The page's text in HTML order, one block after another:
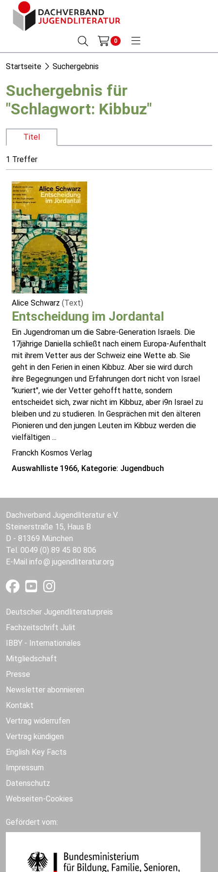
0
Startseite Suchergebnis
Suchergebnis für
"Schlagwort: Kibbuz"
Titel
1 Treffer
Alice Schwarz (Text)
Entscheidung im Jordantal
Ein Jugendroman um die Sabre-Generation Israels. Die
17jährige Daniella schließt nach einem Europa-Aufenthalt
mit ihrem Vetter aus der Schweiz eine Wette ab. Sie
geht in den Ferien in einen Kibbuz. Aber sie wird durch
ihre Begegnungen und Erfahrungen dort nicht von Israel
"kuriert", wie der Vetter gehofft hatte, sondern
entscheidet sich, zwar nicht im Kibbuz, aber i9n Israel zu
bleiben und zu studieren. In Gesprächen mit den älteren
Pionieren und den jungen Leuten im Kibbuz werden die
vielfältigen ...
Franckh Kosmos Verlag
Auswahlliste 1966, Kategorie: Jugendbuch
Dachverband Jugendliteratur e.V.
Steinerstraße 15, Haus B
D - 81369 München
Tel. 0049 (0) 89 45 80 806
E-Mail info jugendliteratur.org
Deutscher Jugendliteraturpreis
Fachzeitschrift Julit
IBBY - Internationales
Mitgliedschaft
Presse
Newsletter abonnieren
Kontakt
Vertrag widerrufen
Vertrag kündigen
English Key Facts
Impressum
Datenschutz
Webseiten-Cookies
Gefördert vom: